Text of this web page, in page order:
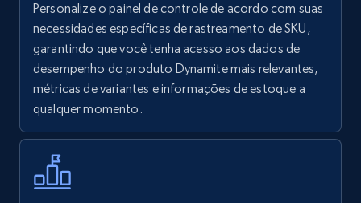
Walmart - products
URL, Final price, Sku, Currency, Gtin,
Specifications, Image urls, Top reviews, and
more.
Personalize o painel de controle de acordo com suas
necessidades específicas de rastreamento de SKU,
garantindo que você tenha acesso aos dados de
desempenho do produto Dynamite mais relevantes,
métricas de variantes e informações de estoque a
qualquer momento.